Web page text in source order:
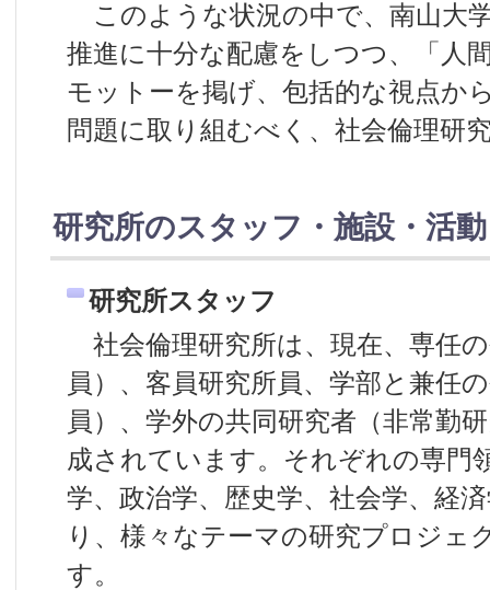
このような状況の中で、南山大
推進に十分な配慮をしつつ、「人
モットーを掲げ、包括的な視点か
問題に取り組むべく、社会倫理研
研究所のスタッフ・施設・活動
研究所スタッフ
社会倫理研究所は、現在、専任
員）、客員研究所員、学部と兼任
員）、学外の共同研究者（非常勤
成されています。それぞれの専門
学、政治学、歴史学、社会学、経
り、様々なテーマの研究プロジェ
す。